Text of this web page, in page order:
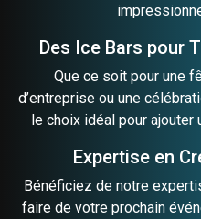
Des Ice Bars pour
Que ce soit pour une
d’entreprise ou une
le choix idéal pour ajouter
Expertise en
Bénéficiez de notre
faire de votre prochain